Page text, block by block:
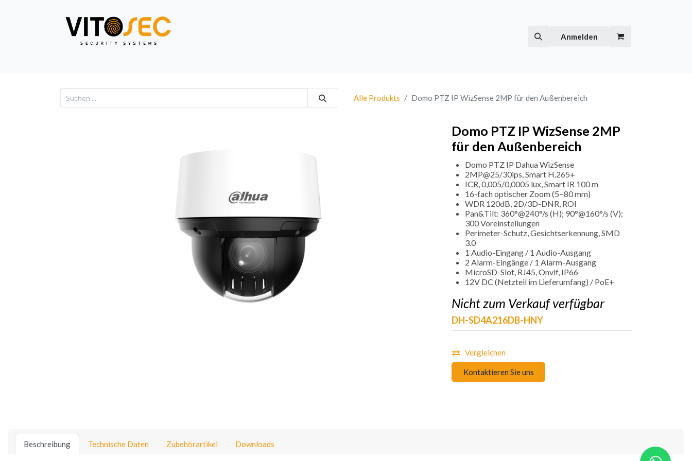
Video Alarm Anmelden
Alle Produkts Domo PTZ IP WizSense 2MP für den Außenbereich
Domo PTZ IP WizSense 2MP
für den Außenbereich
Domo PTZ IP Dahua WizSense
2MP@25/30ips, Smart H.265+
ICR, 0,005/0,0005 lux, Smart IR 100 m
16-fach optischer Zoom (5~80 mm)
WDR 120dB, 2D/3D-DNR, ROI
Pan&Tilt: 360°@240°/s (H); 90°@160°/s (V);
300 Voreinstellungen
Perimeter-Schutz, Gesichtserkennung, SMD
3.0
1 Audio-Eingang / 1 Audio-Ausgang
2 Alarm-Eingänge / 1 Alarm-Ausgang
MicroSD-Slot, RJ45, Onvif, IP66
12V DC (Netzteil im Lieferumfang) / PoE+
Nicht zum Verkauf verfügbar
DH-SD4A216DB-HNY
Vergleichen
Kontaktieren Sie uns
Beschreibung Technische Daten Zubehörartikel Downloads